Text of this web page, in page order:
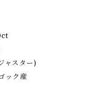
ャスター)
ック産